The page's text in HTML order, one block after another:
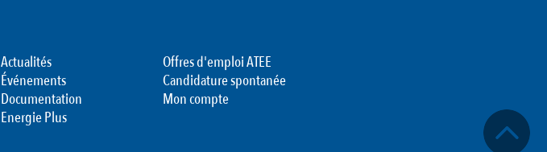
Actualités
Événements
Documentation
Energie Plus
Offres d'emploi ATEE
Candidature spontanée
Mon compte